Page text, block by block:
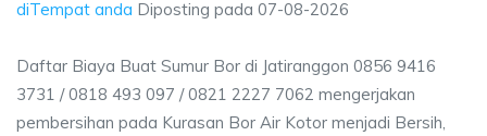
diTempat anda Diposting pada 07-08-2026
Daftar Biaya Buat Sumur Bor di Jatiranggon 0856 9416
3731 / 0818 493 097 / 0821 2227 7062 mengerjakan
pembersihan pada Kurasan Bor Air Kotor menjadi Bersih,